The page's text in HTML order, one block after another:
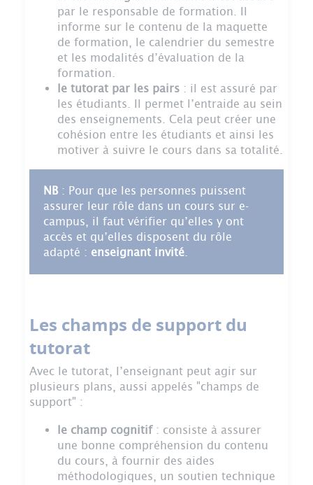
par le responsable de formation. Il
informe sur le contenu de la maquette
de formation, le calendrier du semestre
et les modalités d’évaluation de la
formation.
le tutorat par les pairs : il est assuré par
les étudiants. Il permet l’entraide au sein
des enseignements. Cela peut créer une
cohésion entre les étudiants et ainsi les
motiver à suivre le cours dans sa totalité.
NB : Pour que les personnes puissent
assurer leur rôle dans un cours sur e-
campus, il faut vérifier qu’elles y ont
accès et qu’elles disposent du rôle
adapté : enseignant invité
Les champs de support du
tutorat
Avec le tutorat, l’enseignant peut agir sur
plusieurs plans, aussi appelés "champs de
support" :
le champ cognitif: consiste à assurer
une bonne compréhension du contenu
du cours, à fournir des aides
méthodologiques, un soutien technique